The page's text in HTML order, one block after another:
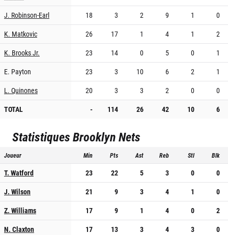
J. Robinson-Earl
18 3 2 9 1
0
K. Matkovic
26 17 1 4 1
2
K. Brooks Jr.
23 14 0 5 0
1
E. Payton
23 3 10 6 2
1
L. Quinones
20 3 3 2 0
0
TOTAL
- 114 26 42 10 6
StatistiquesBrooklyn Nets
Joueur Min Pts Ast Reb Stl Blk
T. Watford 23 22 5 3 0
0
J. Wilson
21 9 3 4 1
0
Z. Williams
17 9 1 4 0
2
N. Claxton
17 13 3 4 3
0